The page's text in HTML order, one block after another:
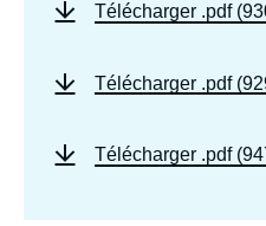
Télécharger .pdf
Télécharger .pdf
Télécharger .pdf